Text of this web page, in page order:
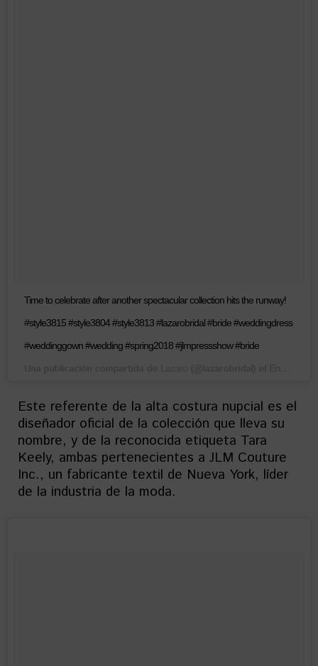
Time to celebrate after another spectacular collection hits the runway!
#style3815 #style3804 #style3813 #lazarobridal #bride #weddingdress
#weddinggown #wedding #spring2018 #jlmpressshow #bride
Este referente de la alta costura nupcial es el
diseñador oficial de la colección que lleva su
nombre, y de la reconocida etiqueta Tara
Keely, ambas pertenecientes a JLM Couture
Inc., un fabricante textil de Nueva York, líder
de la industria de la moda.